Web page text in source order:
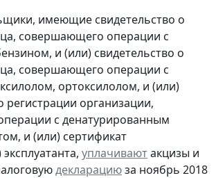
имеющие свидетельство о
совершающего операции с
и (или) свидетельство о
совершающего операции с
ортоксилолом, и (или)
регистрации организации,
с денатурированным
и (или) сертификат
уплачиваютакцизы и
декларациюза ноябрь 2018